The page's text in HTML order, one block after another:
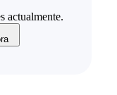
actualmente.